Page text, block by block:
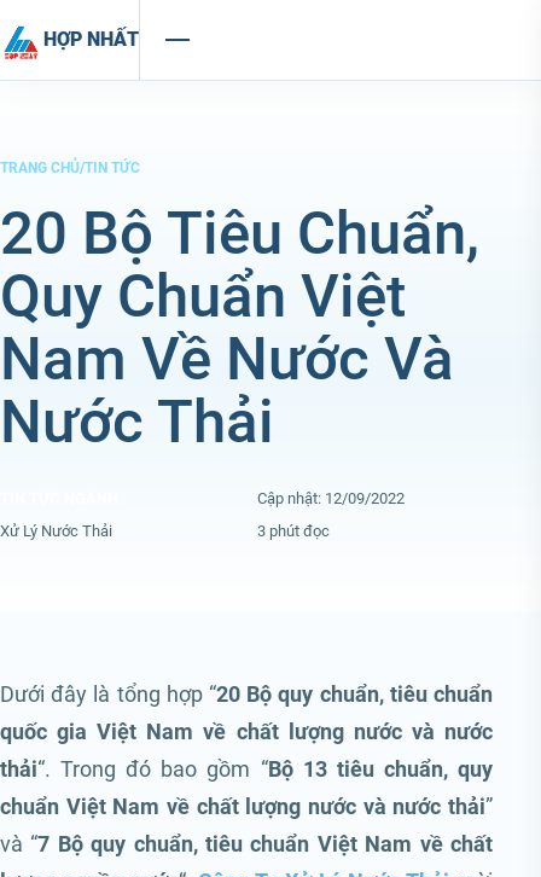
HỢP NHẤT
TRANG CHỦ/TIN TỨC
20 Bộ Tiêu Chuẩn,
Quy Chuẩn Việt
Nam Về Nước Và
Nước Thải
Cập nhật: 12/09/2022
Xử Lý Nước Thải
3 phút đọc
Dưới đây là tổng hợp “20 Bộ quy chuẩn, tiêu chuẩn
quốc gia Việt Nam về chất lượng nước và nước
thải“. Trong đó bao gồm “Bộ 13 tiêu chuẩn, quy
chuẩn Việt Nam về chất lượng nước và nước thải”
và “7 Bộ quy chuẩn, tiêu chuẩn Việt Nam về chất